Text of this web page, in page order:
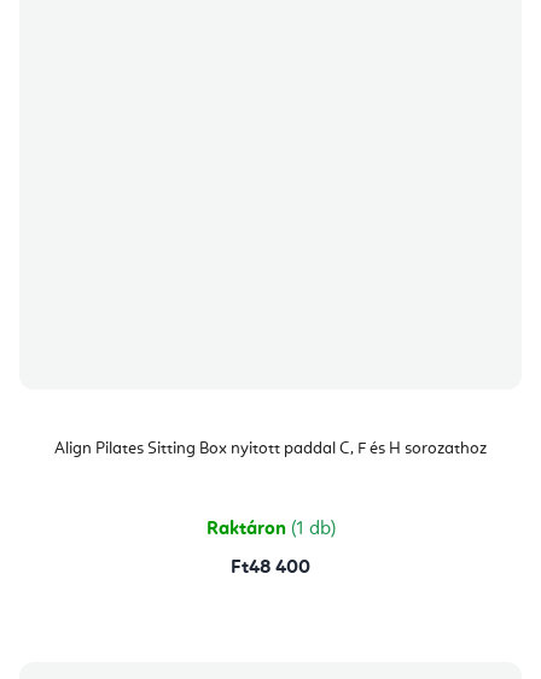
Align Pilates Sitting Box nyitott paddal C, F és H sorozathoz
Raktáron (1 db)
Ft48 400